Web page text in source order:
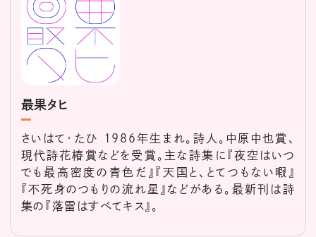
最果タヒ
さいはて・たひ 1986年生まれ。詩人。中原中也賞、
現代詩花椿賞などを受賞。主な詩集に『夜空はいつ
でも最高密度の青色だ』『天国と、とてつもない暇』
『不死身のつもりの流れ星』などがある。最新刊は詩
集の『落雷はすべてキス』。